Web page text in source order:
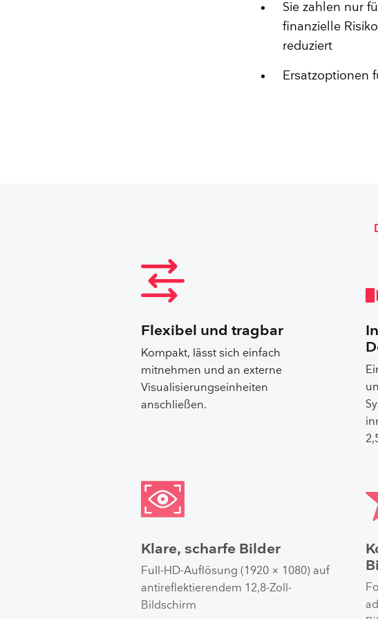
Sie zahlen nur
finanzielle
reduziert
Ersatzoptionen
Flexibel und tragbar
Kompakt, lässt sich einfach
mitnehmen und an externe
Visualisierungseinheiten
anschließen.
Klare, scharfe Bilder
Full-HD-Auflösung (1920 × 1080) auf
antireflektierendem 12,8-Zoll-
Bildschirm